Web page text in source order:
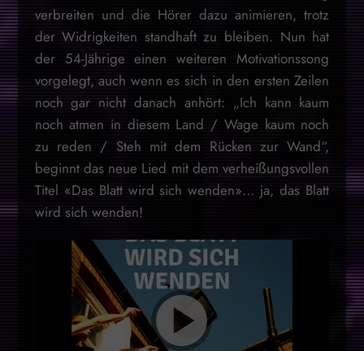
verbreiten und die Hörer dazu animieren, trotz
der Widrigkeiten standhaft zu bleiben. Nun hat
der 54-Jährige einen weiteren Motivationssong
vorgelegt, auch wenn es sich in den ersten Zeilen
noch gar nicht danach anhört: „Ich kann kaum
noch atmen in diesem Land / Wage kaum noch
zu reden / Steh mit dem Rücken zur Wand“,
beginnt das neue Lied mit dem verheißungsvollen
Titel «Das Blatt wird sich wenden»… ja, das Blatt
wird sich wenden!